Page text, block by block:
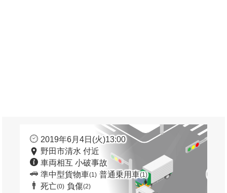
2019年6月4日(火)13:00
野田市清水 付近
車両相互 小破事故
準中型貨物車(1) 普通乗用車(1)
死亡(0) 負傷(2)